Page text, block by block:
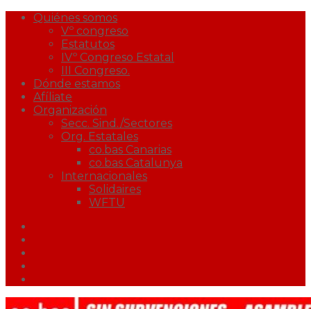
Quiénes somos
Vº congreso
Estatutos
IVº Congreso Estatal
III Congreso.
Dónde estamos
Afíliate
Organización
Secc. Sind./Sectores
Org. Estatales
co.bas Canarias
co.bas Catalunya
Internacionales
Solidaires
WFTU